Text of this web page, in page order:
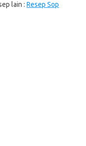
lain : Resep Sop